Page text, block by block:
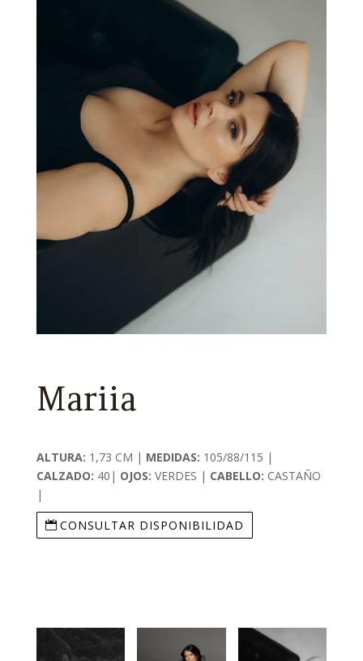
Mariia
ALTURA: 1,73 CM | MEDIDAS: 105/88/115 |
CALZADO: 40| OJOS: VERDES | CABELLO: CASTAÑO
|
CONSULTAR DISPONIBILIDAD